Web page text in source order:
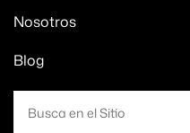
Nosotros
Blog